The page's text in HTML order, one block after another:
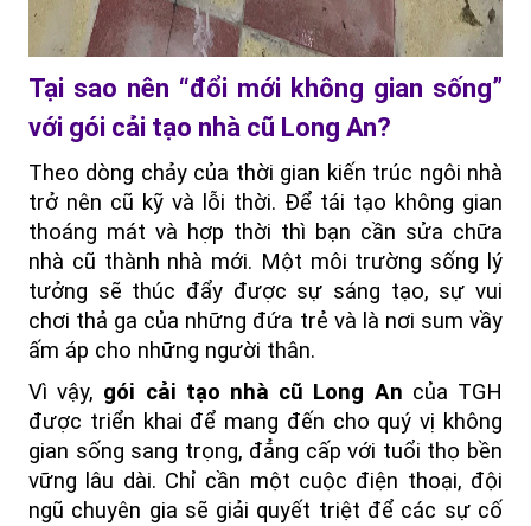
Tại sao nên “đổi mới không gian sống”
với gói cải tạo nhà cũ Long An?
Theo dòng chảy của thời gian kiến trúc ngôi nhà
trở nên cũ kỹ và lỗi thời. Để tái tạo không gian
thoáng mát và hợp thời thì bạn cần sửa chữa
nhà cũ thành nhà mới. Một môi trường sống lý
tưởng sẽ thúc đẩy được sự sáng tạo, sự vui
chơi thả ga của những đứa trẻ và là nơi sum vầy
ấm áp cho những người thân.
Vì vậy, gói cải tạo nhà cũ Long An của TGH
được triển khai để mang đến cho quý vị không
gian sống sang trọng, đẳng cấp với tuổi thọ bền
vững lâu dài. Chỉ cần một cuộc điện thoại, đội
ngũ chuyên gia sẽ giải quyết triệt để các sự cố